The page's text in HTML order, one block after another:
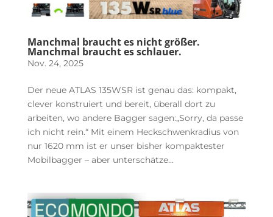
Manchmal braucht es nicht größer.
Manchmal braucht es schlauer.
Nov. 24, 2025
Der neue ATLAS 135WSR ist genau das: kompakt,
clever konstruiert und bereit, überall dort zu
arbeiten, wo andere Bagger sagen:„Sorry, da passe
ich nicht rein.“ Mit einem Heckschwenkradius von
nur 1620 mm ist er unser bisher kompaktester
Mobilbagger – aber unterschätze...